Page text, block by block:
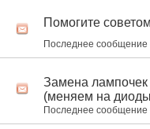
Помогите
Последнее сообщение
Замена лампочек
(меняем на
Последнее сообщение